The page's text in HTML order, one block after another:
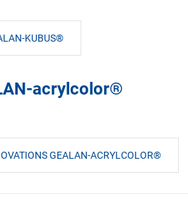
KUBUS®
acrylcolor®
GEALAN-ACRYLCOLOR®